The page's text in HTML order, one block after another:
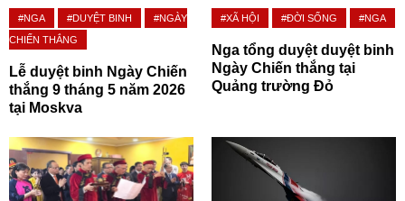
#NGA #DUYỆT BINH
#NGÀY
CHIẾN THẮNG
Lễ duyệt binh Ngày Chiến
thắng 9 tháng 5 năm 2026
tại Moskva
#XÃ HỘI #ĐỜI SỐNG #NGA
Nga tổng duyệt duyệt binh
Ngày Chiến thắng tại
Quảng trường Đỏ